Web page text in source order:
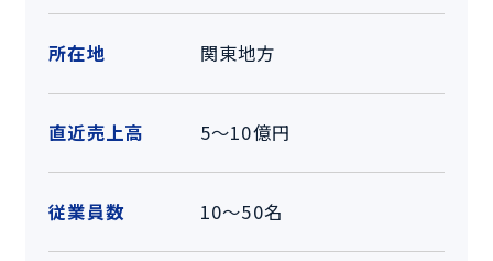
所在地 関東地方
直近売上高 5～10億円
従業員数 10～50名